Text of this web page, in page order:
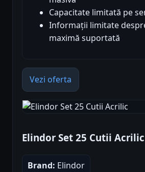
Capacitate limitată pe
Informații limitate
maximă suportată
Vezi oferta
Elindor Set 25 Cutii Acrilic
Brand: Elindor